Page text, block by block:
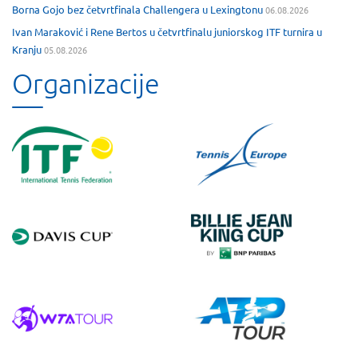
Borna Gojo bez četvrtfinala Challengera u Lexingtonu06.08.2026
Ivan Maraković i Rene Bertos u četvrtfinalu juniorskog ITF turnira u
Kranju05.08.2026
Organizacije